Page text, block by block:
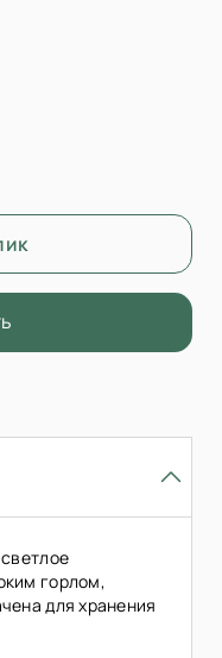
горлом,
для хранения